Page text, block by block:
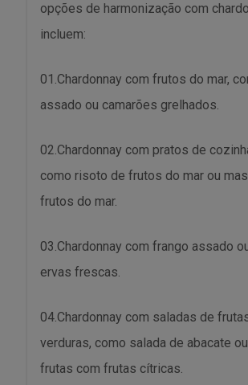
opções de harmonização com
incluem:
01.Chardonnay com frutos do mar,
assado ou camarões grelhados.
02.Chardonnay com pratos de
como risoto de frutos do mar ou
frutos do mar.
03.Chardonnay com frango assado
ervas frescas.
04.Chardonnay com saladas de
verduras, como salada de abacate
frutas com frutas cítricas.